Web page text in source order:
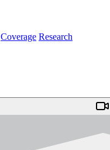
Coverage Research